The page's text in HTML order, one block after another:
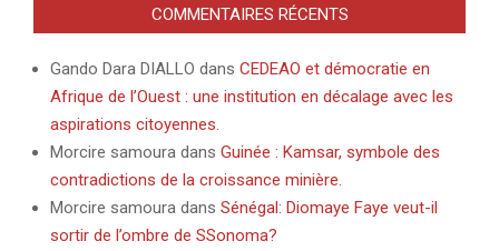
COMMENTAIRES RÉCENTS
Gando Dara DIALLO dans CEDEAO et démocratie en
Afrique de l’Ouest : une institution en décalage avec les
aspirations citoyennes.
Morcire samoura dans Guinée : Kamsar, symbole des
contradictions de la croissance minière.
Morcire samoura dans Sénégal: Diomaye Faye veut-il
sortir de l’ombre de SSonoma?